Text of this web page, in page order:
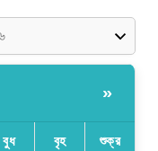
»
বুধ বৃহ শুক্র